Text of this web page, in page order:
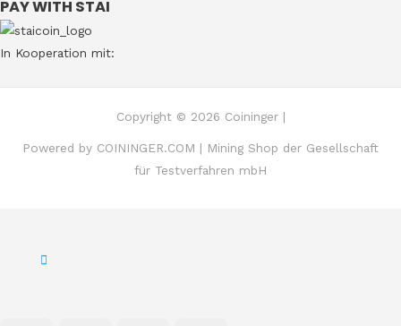
PAY WITH STAI
In Kooperation mit:
Copyright © 2026 Coininger |
Powered by COININGER.COM | Mining Shop der Gesellschaft
für Testverfahren mbH